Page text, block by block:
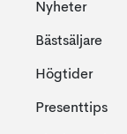
Nyheter
Bästsäljare
Högtider
Presenttips